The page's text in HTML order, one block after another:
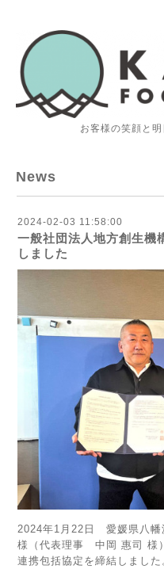
お客様の笑顔と
News
2024-02-03 11:58:00
一般社団法人地方創生機
しました
2024年1月22日 愛媛県八幡
様（代表理事 中岡 惠司 様
連携包括協定を締結しました